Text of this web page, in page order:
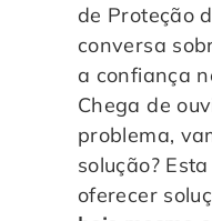
de Proteção
conversa
a confiança
Chega de
problema,
solução?
oferecer